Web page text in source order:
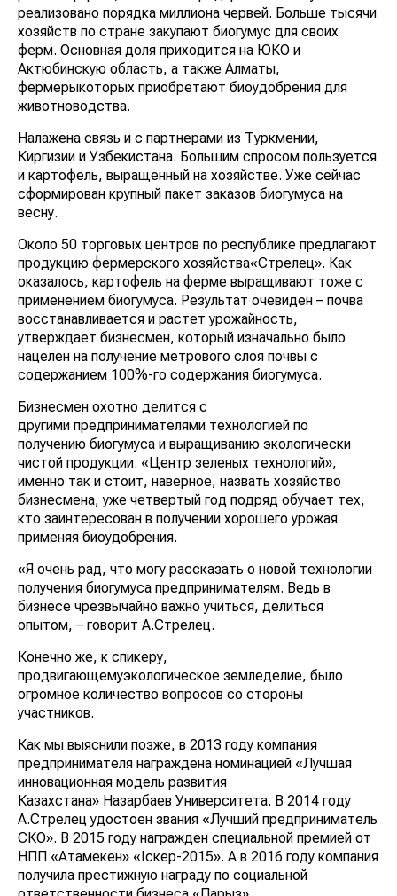
реализовано порядка миллиона червей. Больше тысячи
хозяйств по стране закупают биогумус для своих
ферм. Основная доля приходится на ЮКО и
Актюбинскую область, а также Алматы,
фермерыкоторых приобретают биоудобрения для
животноводства.
Налажена связь и с партнерами из Туркмении,
Киргизии и Узбекистана. Большим спросом пользуется
и картофель, выращенный на хозяйстве. Уже сейчас
сформирован крупный пакет заказов биогумуса на
весну.
Около 50 торговых центров по республике предлагают
продукцию фермерского хозяйства«Стрелец». Как
оказалось, картофель на ферме выращивают тоже с
применением биогумуса. Результат очевиден – почва
восстанавливается и растет урожайность,
утверждает бизнесмен, который изначально было
нацелен на получение метрового слоя почвы с
содержанием 100%-го содержания биогумуса.
Бизнесмен охотно делится с
другими предпринимателями технологией по
получению биогумуса и выращиванию экологически
чистой продукции. «Центр зеленых технологий»,
именно так и стоит, наверное, назвать хозяйство
бизнесмена, уже четвертый год подряд обучает тех,
кто заинтересован в получении хорошего урожая
применяя биоудобрения.
«Я очень рад, что могу рассказать о новой технологии
получения биогумуса предпринимателям. Ведь в
бизнесе чрезвычайно важно учиться, делиться
опытом, – говорит А.Стрелец.
Конечно же, к спикеру,
продвигающемуэкологическое земледелие, было
огромное количество вопросов со стороны
участников.
Как мы выяснили позже, в 2013 году компания
предпринимателя награждена номинацией «Лучшая
инновационная модель развития
Казахстана» Назарбаев Университета. В 2014 году
А.Стрелец удостоен звания «Лучший предприниматель
СКО». В 2015 году награжден специальной премией от
НПП «Атамекен» «Іскер-2015». А в 2016 году компания
получила престижную награду по социальной